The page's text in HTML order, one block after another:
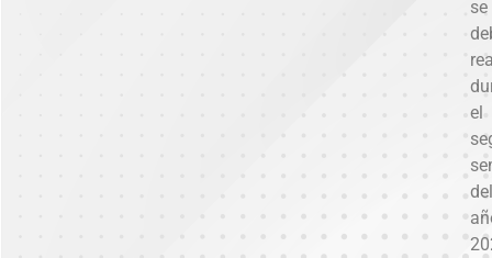
se
el
del